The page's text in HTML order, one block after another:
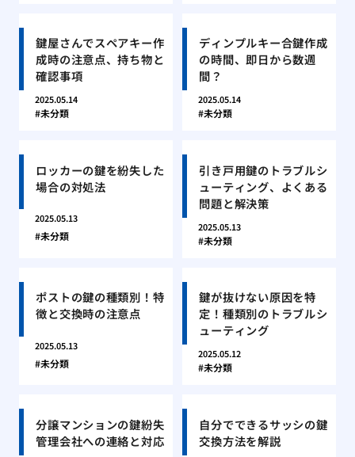
鍵屋さんでスペアキー作
成時の注意点、持ち物と
確認事項
2025.05.14
未分類
ディンプルキー合鍵作成
の時間、即日から数週
間？
2025.05.14
未分類
ロッカーの鍵を紛失した
場合の対処法
2025.05.13
未分類
引き戸用鍵のトラブルシ
ューティング、よくある
問題と解決策
2025.05.13
未分類
ポストの鍵の種類別！特
徴と交換時の注意点
2025.05.13
未分類
鍵が抜けない原因を特
定！種類別のトラブルシ
ューティング
2025.05.12
未分類
分譲マンションの鍵紛失
管理会社への連絡と対応
自分でできるサッシの鍵
交換方法を解説